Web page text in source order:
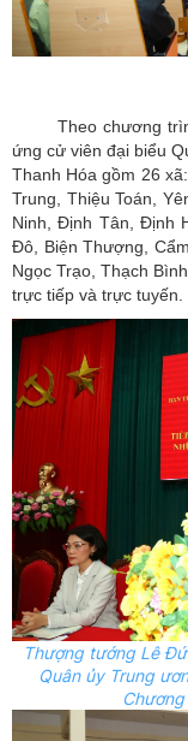
Theo chương
ứng cử viên đại biểu
Thanh Hóa gồm 26
Trung, Thiệu Toán,
Ninh, Định Tân, Định
Đô, Biện Thượng,
Ngọc Trạo, Thạch
trực tiếp và trực tuyến.
Thượng tướng Lê
Quân ủyTrung